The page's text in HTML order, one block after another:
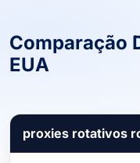
Comparação
EUA
proxies rotativos